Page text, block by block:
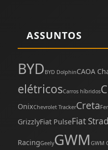
ASSUNTOS
BYD BYD DolphinCAOA
elétricosCarros híbridos
OnixChevrolet TrackerCreta
GrizzlyFiat PulseFiat
RacingGeelyGWM GWM